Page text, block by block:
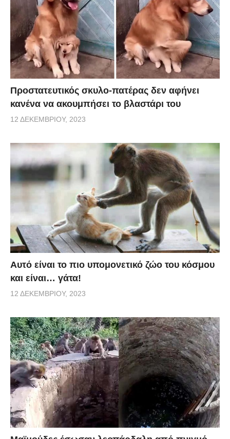
Προστατευτικός σκυλο-πατέρας δεν αφήνει
κανένα να ακουμπήσει το βλαστάρι του
12 ΔΕΚΕΜΒΡΊΟΥ, 2023
Αυτό είναι το πιο υπομονετικό ζώο του κόσμου
και είναι… γάτα!
12 ΔΕΚΕΜΒΡΊΟΥ, 2023